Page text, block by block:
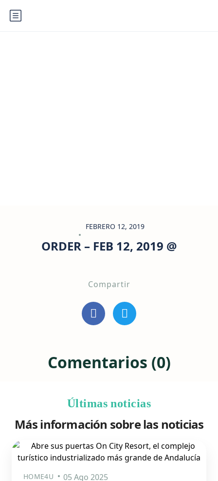
FEBRERO 12, 2019
ORDER – FEB 12, 2019 @
Compartir
Comentarios (0)
Últimas noticias
Más información sobre las noticias
HOME4U 05 Ago 2025